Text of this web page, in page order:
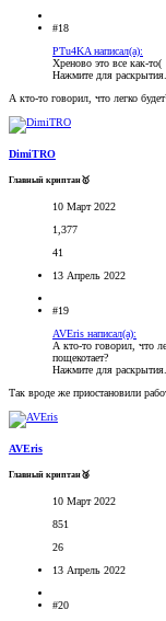
#18
PTu4KA написал(а):
Хреново это все как-то(
Нажмите для
А кто-то говорил, что легко
DimiTRO
Главный криптан🥇
10 Март 2022
1,377
41
13 Апрель 2022
#19
AVEris написал(а):
А кто-то говорил, что
пощекотает?
Нажмите для
Так вроде же приостановили
AVEris
Главный криптан🥉
10 Март 2022
851
26
13 Апрель 2022
#20